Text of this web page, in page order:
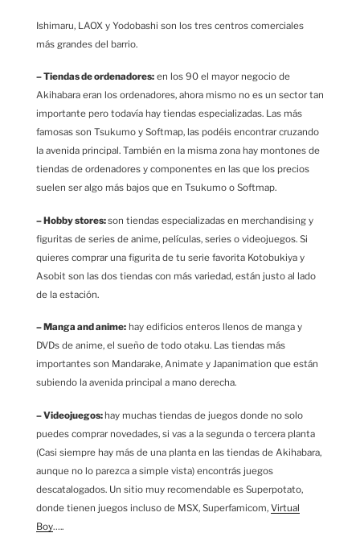
Ishimaru, LAOX y Yodobashi son los tres centros comerciales
más grandes del barrio.
– Tiendas de ordenadores: en los 90 el mayor negocio de
Akihabara eran los ordenadores, ahora mismo no es un sector tan
importante pero todavía hay tiendas especializadas. Las más
famosas son Tsukumo y Softmap, las podéis encontrar cruzando
la avenida principal. También en la misma zona hay montones de
tiendas de ordenadores y componentes en las que los precios
suelen ser algo más bajos que en Tsukumo o Softmap.
– Hobby stores:son tiendas especializadas en merchandising y
figuritas de series de anime, películas, series o videojuegos. Si
quieres comprar una figurita de tu serie favorita Kotobukiya y
Asobit son las dos tiendas con más variedad, están justo al lado
de la estación.
– Manga and anime: hay edificios enteros llenos de manga y
DVDs de anime, el sueño de todo otaku. Las tiendas más
importantes son Mandarake, Animate y Japanimation que están
subiendo la avenida principal a mano derecha.
– Videojuegos: hay muchas tiendas de juegos donde no solo
puedes comprar novedades, si vas a la segunda o tercera planta
(Casi siempre hay más de una planta en las tiendas de Akihabara,
aunque no lo parezca a simple vista) encontrás juegos
descatalogados. Un sitio muy recomendable es Superpotato,
donde tienen juegos incluso de MSX, Superfamicom, Virtual
Boy…..